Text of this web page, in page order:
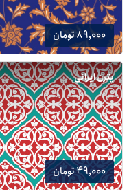
89,000 تومان
پترن ایرانی
49,000 تومان